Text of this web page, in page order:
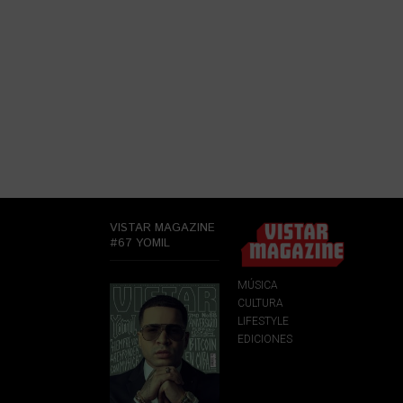
VISTAR MAGAZINE
#67 YOMIL
MÚSICA
CULTURA
LIFESTYLE
EDICIONES